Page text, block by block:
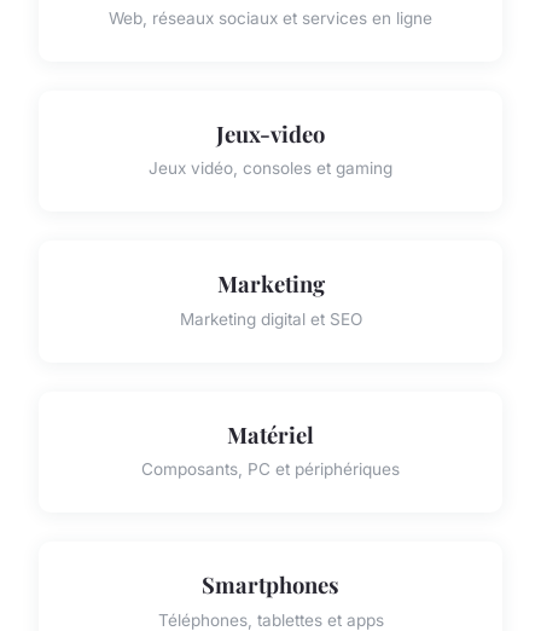
Web, réseaux sociaux et services en ligne
Jeux-video
Jeux vidéo, consoles et gaming
Marketing
Marketing digital et SEO
Matériel
Composants, PC et périphériques
Smartphones
Téléphones, tablettes et apps